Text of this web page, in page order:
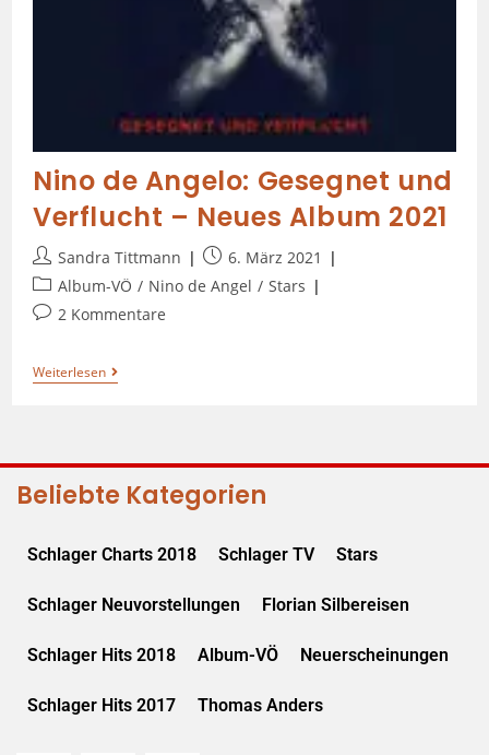
Nino de Angelo: Gesegnet und
Verflucht – Neues Album 2021
Sandra Tittmann
6. März 2021
Album-VÖ / Nino de Angel / Stars
2 Kommentare
Weiterlesen
Beliebte Kategorien
Schlager Charts 2018 Schlager TV Stars
Schlager Neuvorstellungen Florian Silbereisen
Schlager Hits 2018 Album-VÖ Neuerscheinungen
Schlager Hits 2017 Thomas Anders